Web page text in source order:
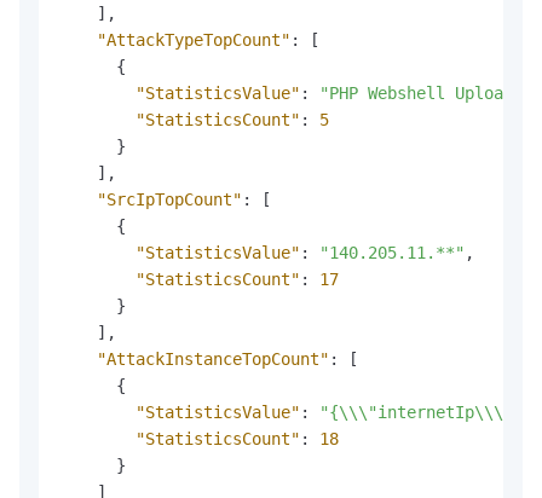
] ,
"AttackTypeTopCount" :
[
{
"StatisticsValue" : "PHP Webshell Upload"
"StatisticsCount" :
5
}
] ,
"SrcIpTopCount" :
[
{
"StatisticsValue" : "140.205.11.**" ,
"StatisticsCount" :
17
}
] ,
"AttackInstanceTopCount" :
[
{
"StatisticsValue" :
"StatisticsCount" :
18
}
]